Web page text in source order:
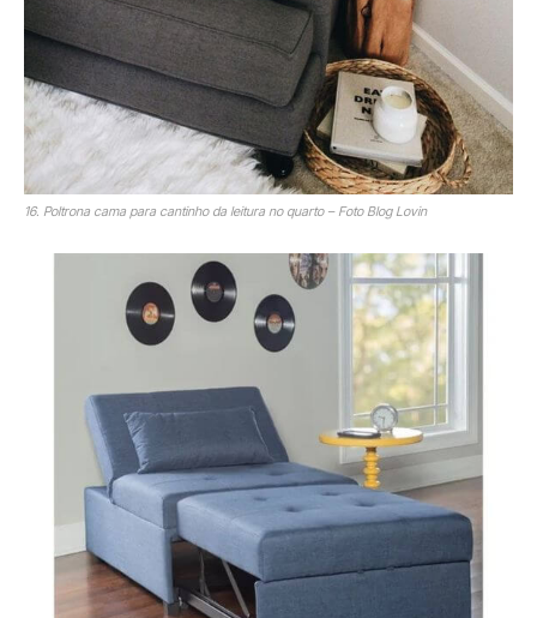
16. Poltrona cama para cantinho da leitura no quarto – Foto Blog Lovin